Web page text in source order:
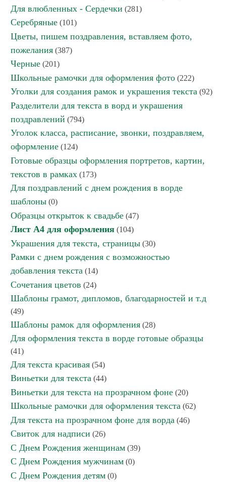
Для влюбленных - Сердечки (281)
Серебряные (101)
Цветы, пишем поздравления, вставляем фото,
пожелания (387)
Черные (201)
Школьные рамочки для оформления фото (222)
Уголки для создания рамок и украшения текста (92)
Разделители для текста в ворд и украшения
поздравлений (794)
Уголок класса, расписание, звонки, поздравляем,
оформление (124)
Готовые образцы оформления портретов, картин,
текстов в рамках (173)
Для поздравлений с днем рождения в ворде
шаблоны (0)
Образцы открыток к свадьбе (47)
Лист А4 для оформления (104)
Украшения для текста, страницы (30)
Рамки с днем рождения с возможностью
добавления текста (14)
Сочетания цветов (24)
Шаблоны грамот, дипломов, благодарностей и т.д
(49)
Шаблоны рамок для оформления (28)
Для оформления текста в ворде готовые образцы
(41)
Для текста красивая (54)
Виньетки для текста (44)
Виньетки для текста на прозрачном фоне (20)
Школьные рамочки для оформления текста (62)
Для текста на прозрачном фоне для ворда (46)
Свиток для надписи (26)
С Днем Рождения женщинам (39)
С Днем Рождения мужчинам (0)
С Днем Рождения детям (0)